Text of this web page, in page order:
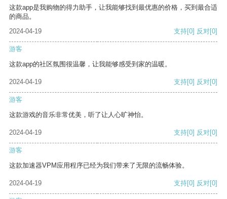
这款app是我购物的得力助手，让我能够找到最优惠的价格，买到最合适
的商品。
2024-04-19
支持[0] 反对[0]
游客
这款app的社区氛围很温馨，让我能够感受到家的温暖。
2024-04-19 支持[0] 反对[0]
游客
这款游戏的音乐非常优美，听了让人心旷神怡。
2024-04-19 支持[0] 反对[0]
游客
这款加速器VPM应用程序已经为我们带来了无限的流畅体验。
2024-04-19 支持[0] 反对[0]